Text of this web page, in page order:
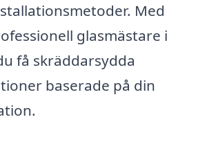
Med
glasmästare i
få skräddarsydda
baserade på din